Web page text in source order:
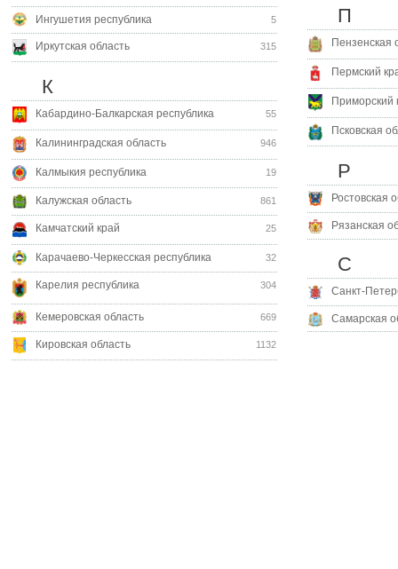
Ингушетия республика 5
Иркутская область 315
К
Кабардино-Балкарская республика 55
Калининградская область 946
Калмыкия республика 19
Калужская область 861
Камчатский край 25
Карачаево-Черкесская республика 32
Карелия республика 304
Кемеровская область 669
Кировская область 1132
П
Пензенская
Пермский
Приморский
Псковская
Р
Ростовская
Рязанская
С
Санкт-
Самарская